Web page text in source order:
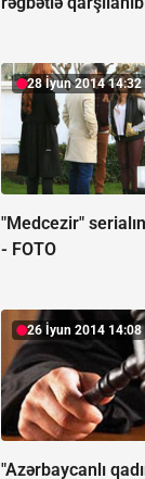
28 İyun 2014 14:32
"Medcezir"
- FOTO
26 İyun 2014 14:08
"Azərbaycanlı